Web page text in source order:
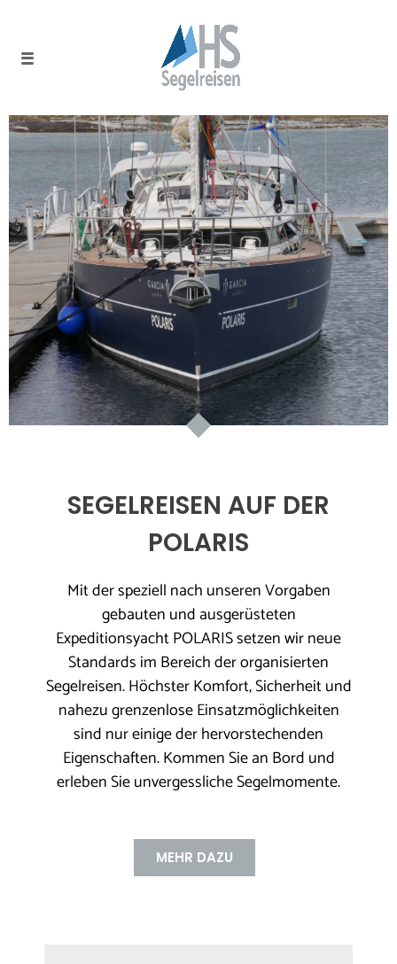
SEGELREISEN AUF DER
POLARIS
Mit der speziell nach unseren Vorgaben
gebauten und ausgerüsteten
Expeditionsyacht POLARIS setzen wir neue
Standards im Bereich der organisierten
Segelreisen. Höchster Komfort, Sicherheit und
nahezu grenzenlose Einsatzmöglichkeiten
sind nur einige der hervorstechenden
Eigenschaften. Kommen Sie an Bord und
erleben Sie unvergessliche Segelmomente.
MEHR DAZU